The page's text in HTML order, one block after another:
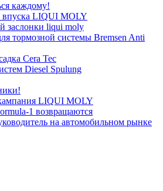
каждому!
впуска LIQUI MOLY
заслонки liqui moly
тормозной системы Bremsen Anti
Cera Tec
Diesel Spulung
LIQUI MOLY
1 возвращаются
на автомобильном рынке